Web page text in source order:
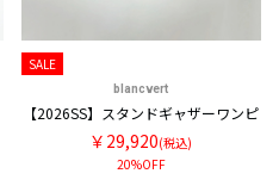
SALE
blancvert
【2026SS】スタンドギャザーワンピ
￥29,920(税込)
20%OFF